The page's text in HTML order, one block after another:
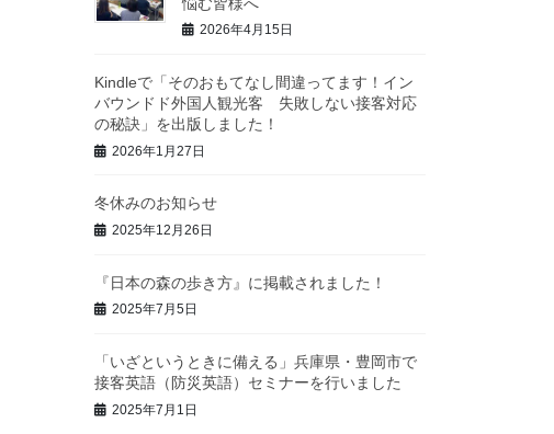
2026年4月15日
Kindleで「そのおもてなし間違ってます！イン
バウンドド外国人観光客 失敗しない接客対応
の秘訣」を出版しました！
2026年1月27日
冬休みのお知らせ
2025年12月26日
『日本の森の歩き方』に掲載されました！
2025年7月5日
「いざというときに備える」兵庫県・豊岡市で
接客英語（防災英語）セミナーを行いました
2025年7月1日